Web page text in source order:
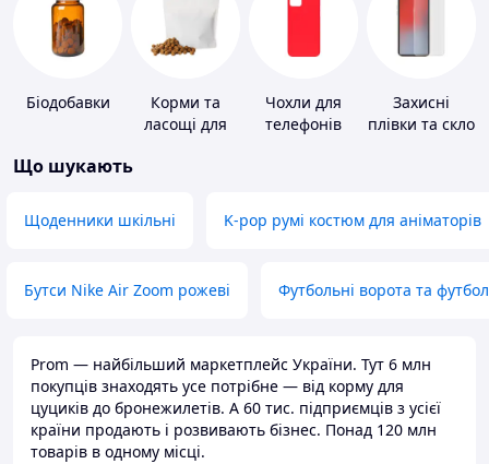
Біодобавки
Корми та
ласощі для
Чохли для
телефонів
Захисні
плівки та скло
Що шукають
Щоденники шкільні K-pop румі костюм для аніматорів
Бутси Nike Air Zoom рожеві Футбольні ворота та
Prom — найбільший маркетплейс України. Тут 6 млн
покупців знаходять усе потрібне — від корму для
цуциків до бронежилетів. А 60 тис. підприємців з усієї
країни продають і розвивають бізнес. Понад 120 млн
товарів в одному місці.